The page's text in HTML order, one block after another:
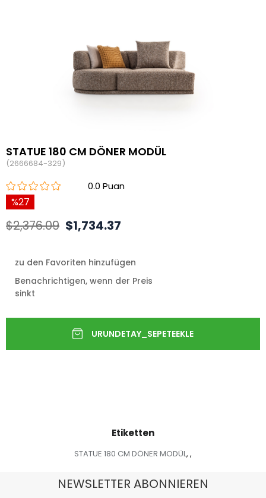
STATUE 180 CM DÖNER MODÜL
(2666684-329)
0.0
27
$2,376.09 $1,734.37
zu den Favoriten hinzufügen
Benachrichtigen, wenn der Preis
sinkt
Etiketten
STATUE 180 CM DÖNER MODÜL, ,
NEWSLETTER ABONNIEREN